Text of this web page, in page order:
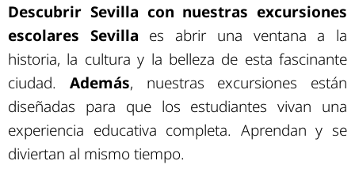
Descubrir Sevilla con nuestras excursiones
escolares Sevilla es abrir una ventana a la
historia, la cultura y la belleza de esta fascinante
ciudad. Además, nuestras excursiones están
diseñadas para que los estudiantes vivan una
experiencia educativa completa. Aprendan y se
diviertan al mismo tiempo.